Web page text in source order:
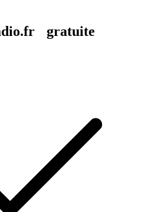
gratuite